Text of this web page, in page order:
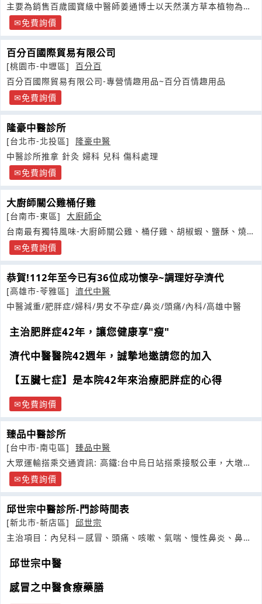
主要為銷售百歲國寶級中醫師姜通博士以天然漢方草本植物為基
礎，用心研發之養生茶
免費詢價
百分百國際貿易有限公司
[桃園市-中壢區]
百分百
百分百國際貿易有限公司-專營情趣用品~百分百情趣用品
免費詢價
隆豪中醫診所
[台北市-北投區]
隆豪中醫
中醫診所推拿 針灸 婦科 兒科 傷科處理
免費詢價
大廚師關公雞桶仔雞
[台南市-東區]
大廚師企
台南最有獨特風味-大廚師關公雞、桶仔雞、胡椒蝦、鹽酥、燒
烤、滷味創業系列
免費詢價
恭賀!112年至今已有36位成功懷孕~調理好孕濟代
[高雄市-苓雅區]
濟代中醫
中醫減重/肥胖症/婦科/男女不孕症/鼻炎/頭痛/內科/高雄中醫
主治肥胖症42年，讓您健康享"瘦"
濟代中醫醫院42週年，誠摯地邀請您的加入
【五臟七症】是本院42年來治療肥胖症的心得
免費詢價
臻品中醫診所
[台中市-南屯區]
臻品中醫
大眾運輸搭乘交通資訊: 高鐵:台中烏日站搭乘接駁公車，大墩路
與五權西路口下
免費詢價
邱世宗中醫診所-門診時間表
[新北市-新店區]
邱世宗
主治項目：內兒科－感冒、頭痛、咳嗽、氣喘、慢性鼻炎、鼻過
邱世宗中醫
感冒之中醫食療藥膳